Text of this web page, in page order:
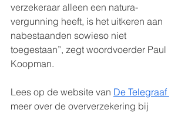
verzekeraar alleen een natura-
vergunning heeft, is het uitkeren aan
nabestaanden sowieso niet
toegestaan”, zegt woordvoerder Paul
Koopman.
Lees op de website van De Telegraaf
meer over de oververzekering bij